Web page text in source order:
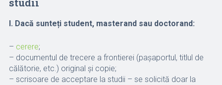
I. Dacă sunteți student, masterand sau doctorand:
– cerere;
– documentul de trecere a frontierei (pașaportul, titlul de
călătorie, etc.) original și copie;
– scrisoare de acceptare la studii – se solicită doar la